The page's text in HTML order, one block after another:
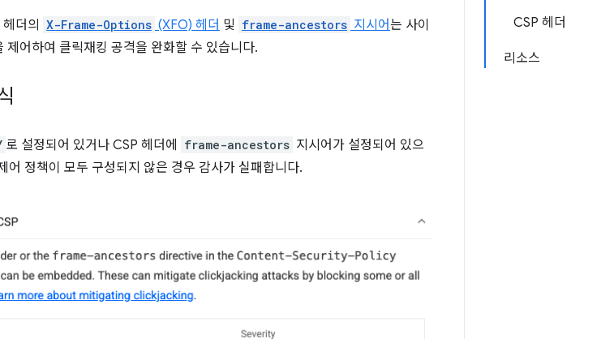
CSP 헤더
리소스
더의 X-Frame-Options (XFO) 헤더 및 frame-ancestors 지시어는 사이
제어하여 클릭재킹 공격을 완화할 수 있습니다.
로 설정되어 있거나 CSP 헤더에 frame-ancestors 지시어가 설정되어 있으
어 정책이 모두 구성되지 않은 경우 감사가 실패합니다.